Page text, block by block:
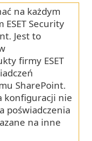
na każdym
Security
Jest to
firmy ESET
SharePoint.
konfiguracji nie
poświadczenia
na inne